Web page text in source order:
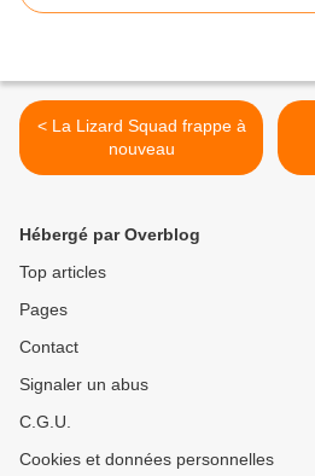
< La Lizard Squad frappe à
nouveau
Hébergé par Overblog
Top articles
Pages
Contact
Signaler un abus
C.G.U.
Cookies et données personnelles